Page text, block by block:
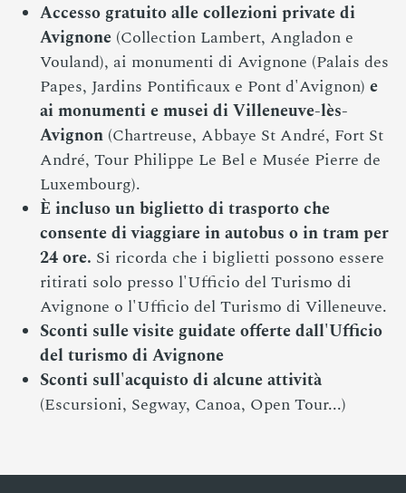
Accesso gratuito alle collezioni private di
Avignone (Collection Lambert, Angladon e
Vouland), ai monumenti di Avignone (Palais des
Papes, Jardins Pontificaux e Pont d'Avignon) e
ai monumenti e musei di Villeneuve-lès-
Avignon (Chartreuse, Abbaye St André, Fort St
André, Tour Philippe Le Bel e Musée Pierre de
Luxembourg).
È incluso un biglietto di trasporto che
consente di viaggiare in autobus o in tram per
24 ore. Si ricorda che i biglietti possono essere
ritirati solo presso l'Ufficio del Turismo di
Avignone o l'Ufficio del Turismo di Villeneuve.
Sconti sulle visite guidate offerte dall'Ufficio
del turismo di Avignone
Sconti sull'acquisto di alcune attività
(Escursioni, Segway, Canoa, Open Tour...)